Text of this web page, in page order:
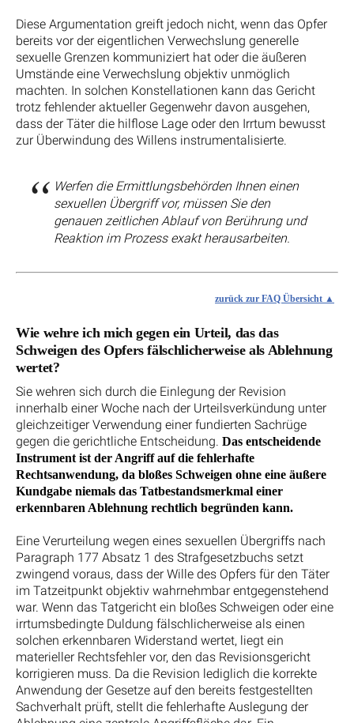
Diese Argumentation greift jedoch nicht, wenn das Opfer
bereits vor der eigentlichen Verwechslung generelle
sexuelle Grenzen kommuniziert hat oder die äußeren
Umstände eine Verwechslung objektiv unmöglich
machten. In solchen Konstellationen kann das Gericht
trotz fehlender aktueller Gegenwehr davon ausgehen,
dass der Täter die hilflose Lage oder den Irrtum bewusst
zur Überwindung des Willens instrumentalisierte.
Werfen die Ermittlungsbehörden Ihnen einen
sexuellen Übergriff vor, müssen Sie den
genauen zeitlichen Ablauf von Berührung und
Reaktion im Prozess exakt herausarbeiten.
zurück zur FAQ Übersicht
Wie wehre ich mich gegen ein Urteil, das das
Schweigen des Opfers fälschlicherweise als Ablehnung
wertet?
Sie wehren sich durch die Einlegung der Revision
innerhalb einer Woche nach der Urteilsverkündung unter
gleichzeitiger Verwendung einer fundierten Sachrüge
gegen die gerichtliche Entscheidung. Das entscheidende
Instrument ist der Angriff auf die fehlerhafte
Rechtsanwendung, da bloßes Schweigen ohne eine äußere
Kundgabe niemals das Tatbestandsmerkmal einer
erkennbaren Ablehnung rechtlich begründen kann.
Eine Verurteilung wegen eines sexuellen Übergriffs nach
Paragraph 177 Absatz 1 des Strafgesetzbuchs setzt
zwingend voraus, dass der Wille des Opfers für den Täter
im Tatzeitpunkt objektiv wahrnehmbar entgegenstehend
war. Wenn das Tatgericht ein bloßes Schweigen oder eine
irrtumsbedingte Duldung fälschlicherweise als einen
solchen erkennbaren Widerstand wertet, liegt ein
materieller Rechtsfehler vor, den das Revisionsgericht
korrigieren muss. Da die Revision lediglich die korrekte
Anwendung der Gesetze auf den bereits festgestellten
Sachverhalt prüft, stellt die fehlerhafte Auslegung der